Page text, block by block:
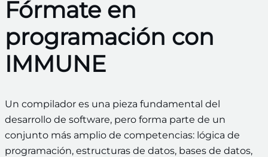
Fórmate en
programación con
IMMUNE
Un compilador es una pieza fundamental del
desarrollo de software, pero forma parte de un
conjunto más amplio de competencias: lógica de
programación, estructuras de datos, bases de datos,